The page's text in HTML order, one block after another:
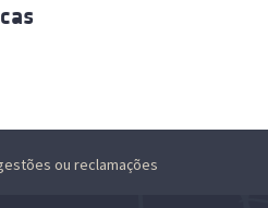
ou reclamações